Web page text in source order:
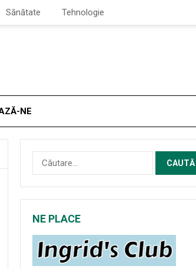
Sănătate Tehnologie
NE
Caută
după:
NE PLACE